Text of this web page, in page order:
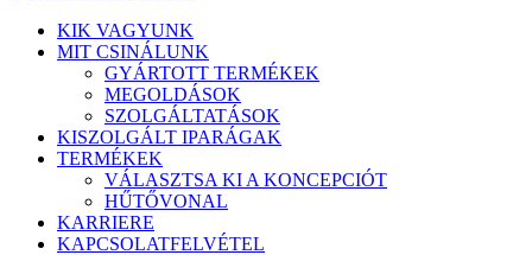
Menü
KIK VAGYUNK
MIT CSINÁLUNK
GYÁRTOTT TERMÉKEK
MEGOLDÁSOK
SZOLGÁLTATÁSOK
KISZOLGÁLT IPARÁGAK
TERMÉKEK
VÁLASZTSA KI A KONCEPCIÓT
HŰTŐVONAL
KARRIERE
KAPCSOLATFELVÉTEL